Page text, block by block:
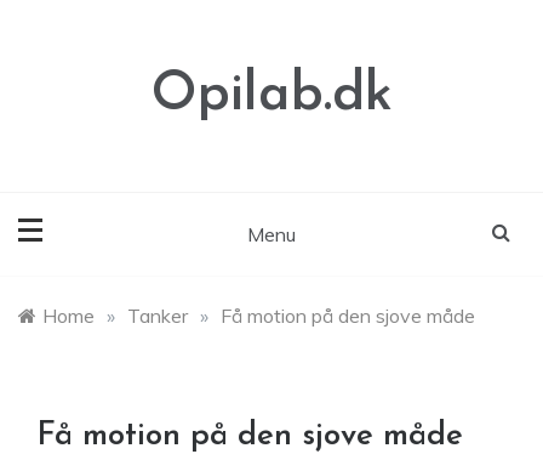
Opilab.dk
Menu
Home » Tanker » Få motion på den sjove måde
Få motion på den sjove måde